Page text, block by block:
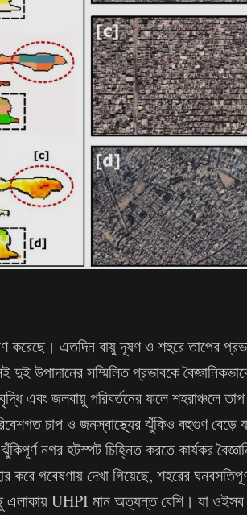
করেছে। এতদিন বায়ু দূষণ ও শহুরে তাপের
উপাদানের সম্মিলিত প্রভাবকে
এবং জলবায়ু পরিবর্তনের ফলে শহরাঞ্চলে
চাপ ও জনস্বাস্থ্যের ঝুঁকিও বহুগুণ
নগর হটস্পট চিহ্নিত করতে কার্যকর
করে গবেষণায় দেখা গিয়েছে, শহরের
এলাকায় UHPI মান অত্যন্ত বেশি। যা